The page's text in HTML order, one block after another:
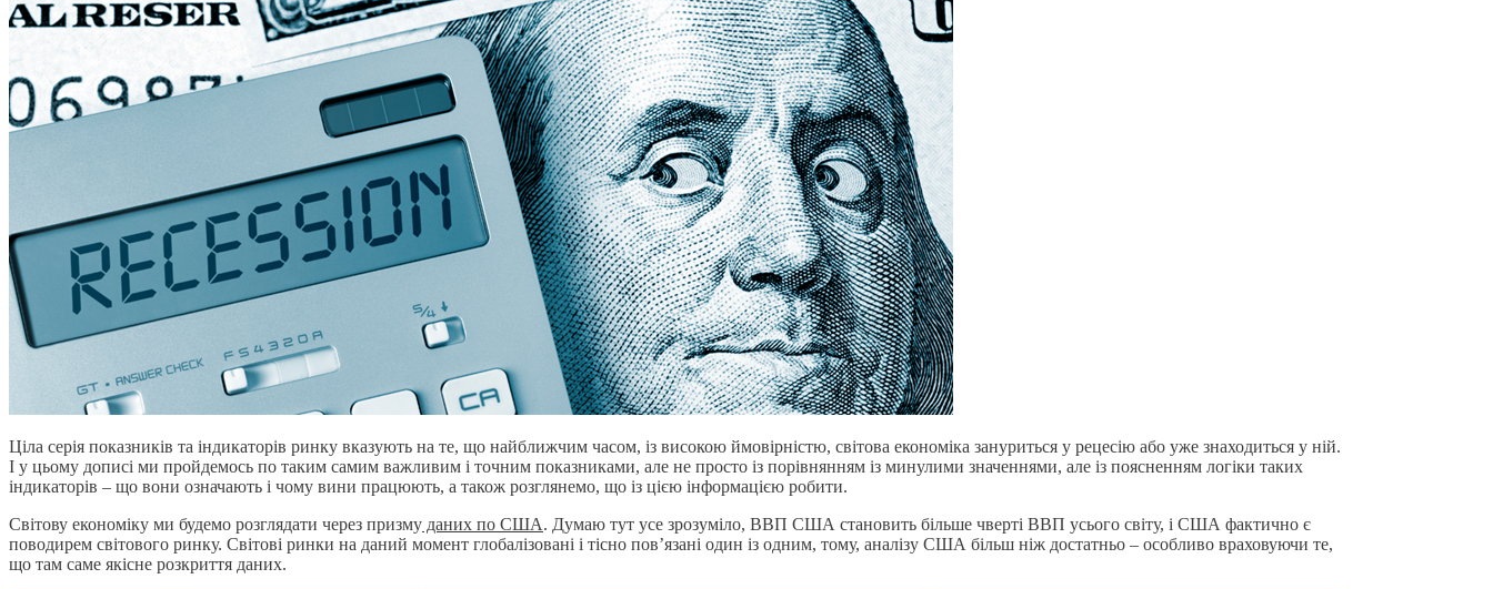
Ціла серія показників та індикаторів ринку вказують на те, що найближчим часом, із високою ймовірністю, світова економіка зануриться у рецесію або уже знаходиться у ній.
І у цьому дописі ми пройдемось по таким самим важливим і точним показниками, але не просто із порівнянням із минулими значеннями, але із поясненням логіки таких
індикаторів – що вони означають і чому вини працюють, а також розглянемо, що із цією інформацією робити.
Світову економіку ми будемо розглядати через призму даних по США. Думаю тут усе зрозуміло, ВВП США становить більше чверті ВВП усього світу, і США фактично є
поводирем світового ринку. Світові ринки на даний момент глобалізовані і тісно пов’язані один із одним, тому, аналізу США більш ніж достатньо – особливо враховуючи те,
що там саме якісне розкриття даних.